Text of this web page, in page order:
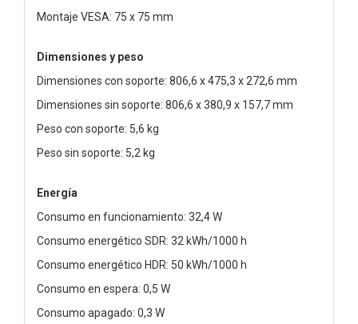
Montaje VESA: 75 x 75 mm
Dimensiones y peso
Dimensiones con soporte: 806,6 x 475,3 x 272,6 mm
Dimensiones sin soporte: 806,6 x 380,9 x 157,7 mm
Peso con soporte: 5,6 kg
Peso sin soporte: 5,2 kg
Energía
Consumo en funcionamiento: 32,4 W
Consumo energético SDR: 32 kWh/1000 h
Consumo energético HDR: 50 kWh/1000 h
Consumo en espera: 0,5 W
Consumo apagado: 0,3 W